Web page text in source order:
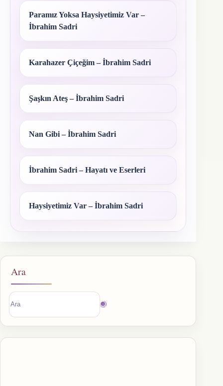
Paramız Yoksa Haysiyetimiz Var –
İbrahim Sadri
Karahazer Çiçeğim – İbrahim Sadri
Şaşkın Ateş – İbrahim Sadri
Nan Gibi – İbrahim Sadri
İbrahim Sadri – Hayatı ve Eserleri
Haysiyetimiz Var – İbrahim Sadri
Ara